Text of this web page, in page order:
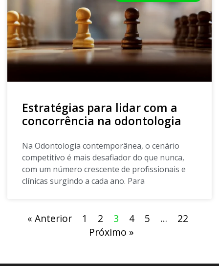
Estratégias para lidar com a
concorrência na odontologia
Na Odontologia contemporânea, o cenário
competitivo é mais desafiador do que nunca,
com um número crescente de profissionais e
clínicas surgindo a cada ano. Para
« Anterior 1 2 3 4 5 …
22
Próximo »